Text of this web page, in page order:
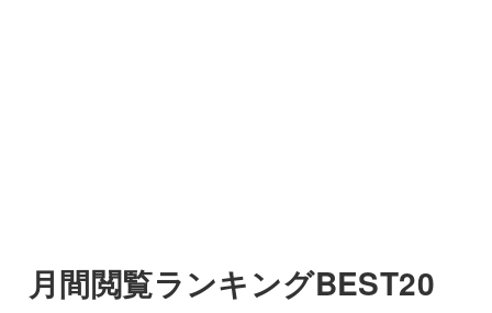
月間閲覧ランキングBEST20